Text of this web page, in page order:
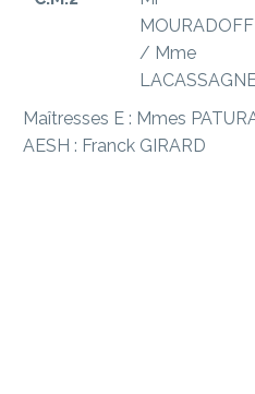
MOURADOFF
/ Mme
Maîtresses E : Mmes
AESH : Franck GIRARD